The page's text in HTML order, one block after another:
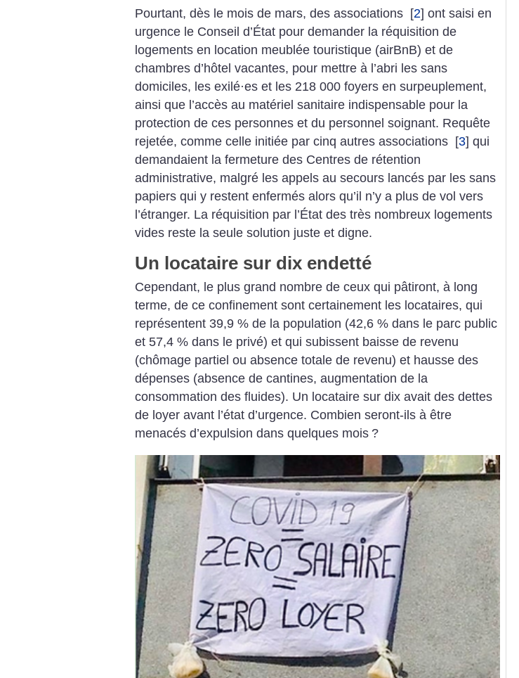
Pourtant, dès le mois de mars, des associations [2] ont saisi en
urgence le Conseil d’État pour demander la réquisition de
logements en location meublée touristique (airBnB) et de
chambres d’hôtel vacantes, pour mettre à l’abri les sans
domiciles, les exilé·es et les 218 000 foyers en surpeuplement,
ainsi que l’accès au matériel sanitaire indispensable pour la
protection de ces personnes et du personnel soignant. Requête
rejetée, comme celle initiée par cinq autres associations [3] qui
demandaient la fermeture des Centres de rétention
administrative, malgré les appels au secours lancés par les sans
papiers qui y restent enfermés alors qu’il n’y a plus de vol vers
l’étranger. La réquisition par l’État des très nombreux logements
vides reste la seule solution juste et digne.
Un locataire sur dix endetté
Cependant, le plus grand nombre de ceux qui pâtiront, à long
terme, de ce confinement sont certainement les locataires, qui
représentent 39,9 % de la population (42,6 % dans le parc public
et 57,4 % dans le privé) et qui subissent baisse de revenu
(chômage partiel ou absence totale de revenu) et hausse des
dépenses (absence de cantines, augmentation de la
consommation des fluides). Un locataire sur dix avait des dettes
de loyer avant l’état d’urgence. Combien seront-ils à être
menacés d’expulsion dans quelques mois ?